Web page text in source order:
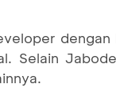
Selain